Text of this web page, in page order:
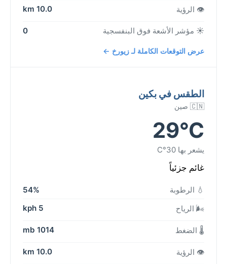
👁️ الرؤية 10.0 km
☀️ مؤشر الأشعة فوق البنفسجية 0
عرض التوقعات الكاملة لـ زيورخ ←
الطقس في بكين
🇨🇳 صين
29°C
يشعر بها 30°C
غائم جزئياً
💧 الرطوبة
54%
🌬️ الرياح
5 kph
🌡️ الضغط 1014 mb
👁️ الرؤية 10.0 km